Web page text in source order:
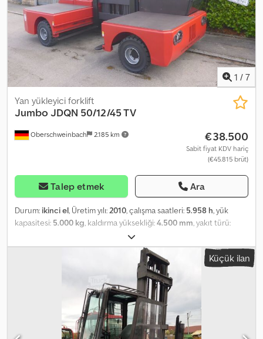
1 / 7
Oberschweinbach 2.185 km
Yan yükleyici forklift
JumboJDQN 50/12/45 TV
€38.500
Sabit fiyat KDV hariç
(€45.815 brüt)
Talep etmek Ara
Durum: ikinci el, Üretim yılı:2010, çalışma saatleri: 5.958 h, yük
kapasitesi: 5.000 kg, kaldırma yüksekliği:4.500 mm, yakıt türü:
, inşaat yüksekliği:
50 yüzde, renk:diğer,
Küçük ilan